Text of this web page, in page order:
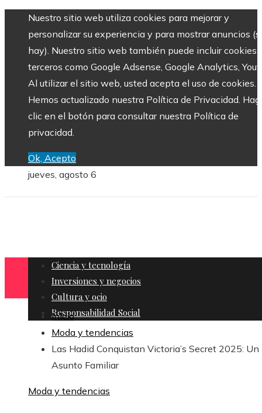
Nuestro sitio web utiliza cookies para mejorar y
personalizar su experiencia y para mostrar anuncios
hay). Nuestro sitio web también puede incluir cookies
terceros como Google Adsense, Google Analytics,
Al utilizar el sitio web, usted acepta el uso de cookies.
Hemos actualizado nuestra Política de Privacidad.
clic en el botón para consultar nuestra Política de
privacidad.
Ok, Acepto
jueves, agosto 6
Ciencia y tecnología
Inversiones y negocios
Cultura y ocio
Responsabilidad Social
Inicio
Moda y tendencias
Las Hadid Conquistan Victoria’s Secret 2025: Un
Asunto Familiar
Moda y tendencias